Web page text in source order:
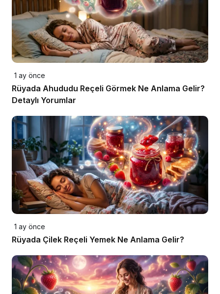
1 ay önce
Rüyada Ahududu Reçeli Görmek Ne Anlama Gelir?
Detaylı Yorumlar
1 ay önce
Rüyada Çilek Reçeli Yemek Ne Anlama Gelir?